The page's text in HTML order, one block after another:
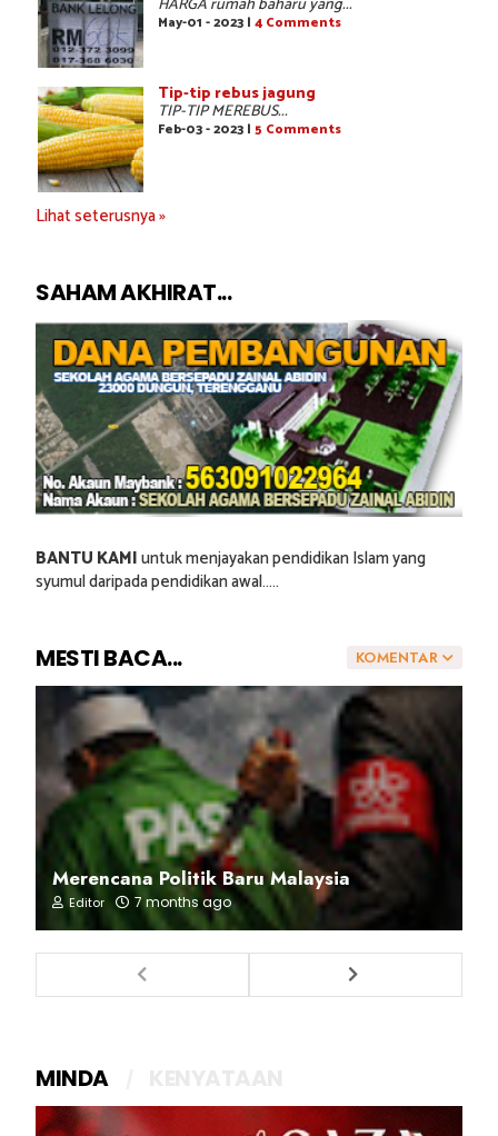
HARGA rumah baharu yang...
May-01 - 2023 | 4 Comments
Tip-tip rebus jagung
TIP-TIP MEREBUS...
Feb-03 - 2023 | 5 Comments
Lihat seterusnya »
SAHAM AKHIRAT...
BANTU KAMIuntuk menjayakan pendidikan Islam yang
syumul daripada pendidikan awal.....
KOMENTAR
MESTI BACA...
Merencana Politik Baru Malaysia
Editor 7 months ago
MINDA